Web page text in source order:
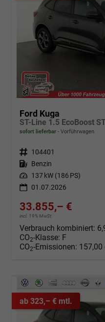
Ford Kuga
sofort lieferbar Vorführwagen
Fahrzeugnr. 104401
Kraftstoff Benzin
Leistung 137 kW (186 PS)
01.07.2026
33.855,– €
incl. 19% MwSt.
Verbrauch kombiniert:
CO2-Klasse: F
CO2-Emissionen:
ab 323,– € mtl.